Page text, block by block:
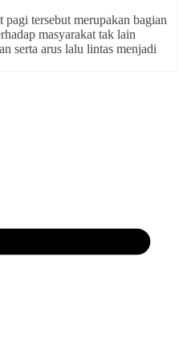
tersebut merupakan bagian
masyarakat tak lain
serta arus lalu lintas menjadi